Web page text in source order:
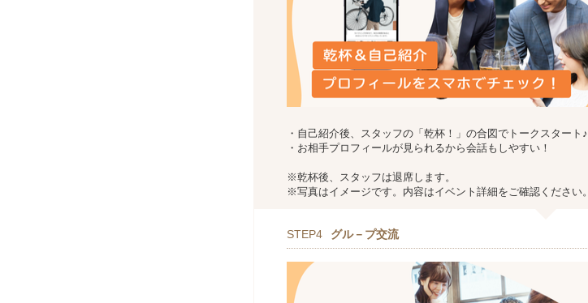
・自己紹介後、スタッフの「乾杯！」の合図でトークスタート♪
・お相手プロフィールが見られるから会話もしやすい！
※乾杯後、スタッフは退席します。
※写真はイメージです。内容はイベント詳細をご確認ください。
STEP4 グル－プ交流